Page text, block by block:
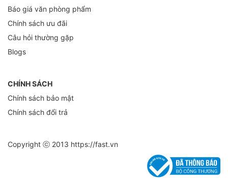
Báo giá văn phòng phẩm
Chính sách ưu đãi
Câu hỏi thường gặp
Blogs
CHÍNH SÁCH
Chính sách bảo mật
Chính sách đổi trả
Copyright ⓒ 2013 https://fast.vn